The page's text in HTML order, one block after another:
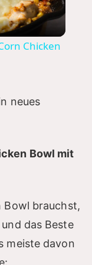
Chicken
neues
Bowl mit
Bowl brauchst,
das Beste
meiste davon